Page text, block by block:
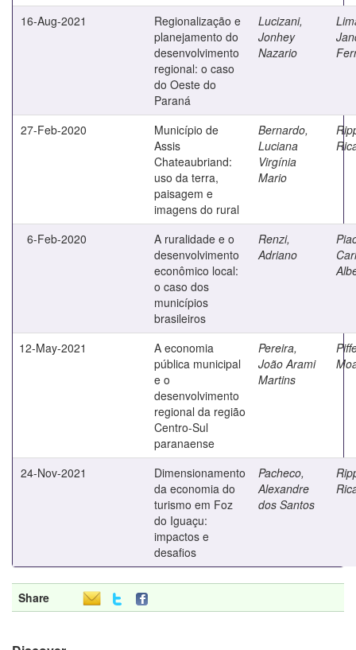
16-Aug-2021
Regionalização e
planejamento do
desenvolvimento
regional: o caso
do Oeste do
Paraná
Lucizani,
Jonhey
Nazario
27-Feb-2020
Município de
Assis
Chateaubriand:
uso da terra,
paisagem e
imagens do rural
Bernardo,
Luciana
Virgínia
Mario
6-Feb-2020
A ruralidade e o
desenvolvimento
econômico local:
o caso dos
municípios
brasileiros
Renzi,
Adriano
12-May-2021
A economia
pública municipal
e o
desenvolvimento
regional da região
Centro-Sul
paranaense
Pereira,
João Arami
Martins
24-Nov-2021
Dimensionamento
da economia do
turismo em Foz
do Iguaçu:
impactos e
desafios
Pacheco,
Alexandre
dos Santos
Share